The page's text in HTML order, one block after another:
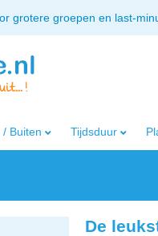
grotere groepen en last-
/ Buiten Tijdsduur
De